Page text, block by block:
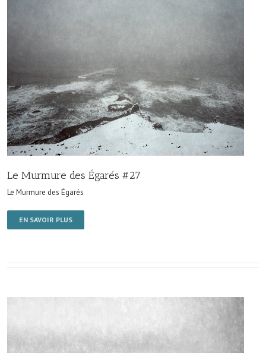
Le Murmure des Égarés #27
Le Murmure des Égarés
EN SAVOIR PLUS